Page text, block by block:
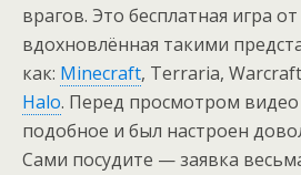
врагов. Это бесплатная игра
вдохновлённая такими
как: Minecraft, Terraria,
Halo. Перед просмотром видео
подобное и был настроен
Сами посудите — заявка